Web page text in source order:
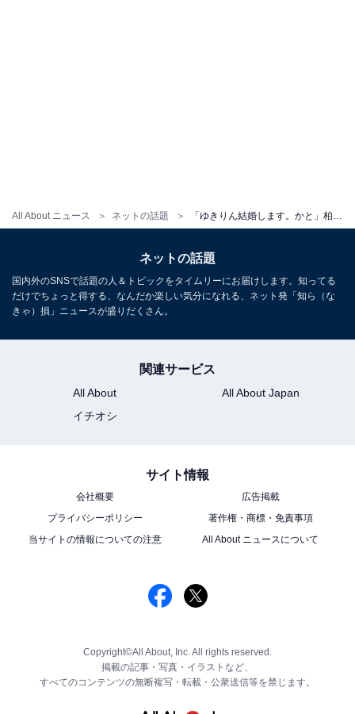
All About ニュース ネットの話題
ネットの話題
国内外のSNSで話題の人＆トピックをタイムリーにお届けします。知ってる
だけでちょっと得する、なんだか楽しい気分になれる、ネット発「知ら（な
きゃ）損」ニュースが盛りだくさん。
関連サービス
All About
All About Japan
イチオシ
サイト情報
会社概要
広告掲載
プライバシーポリシー
著作権・商標・免責事項
当サイトの情報についての注意
All About ニュースについて
Copyright©All About, Inc. All rights reserved.
掲載の記事・写真・イラストなど、
すべてのコンテンツの無断複写・転載・公衆送信等を禁じます。